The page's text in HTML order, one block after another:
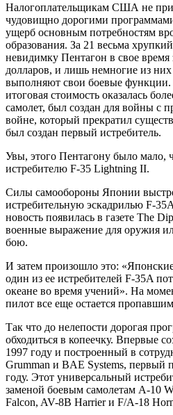
Налогоплательщикам США не
чудовищно дорогими
ущерб основным потребностям
образования. За 21 весьма
невидимку Пентагон в свое время
долларов, и лишь немногие из
выполняют свои боевые функции.
итоговая стоимость оказалась
самолет, был создан для войны с
войне, который прекратил
был создан первый истребитель.
Увы, этого Пентагону было мало,
истребителю F-35 Lightning II.
Силы самообороны Японии
истребительную эскадрилью F-
новость появилась в газете The
военные выражение для оружия
бою.
И затем произошло это:
один из ее истребителей F-35A
океане во время учений». На
пилот все еще остается
Так что до нелепости дорогая
обходиться в копеечку. Впервые
1997 году и построенный в
Grumman и BAE Systems, первый
году. Этот универсальный
заменой боевым самолетам A-10
Falcon, AV-8B Harrier и F/A-18